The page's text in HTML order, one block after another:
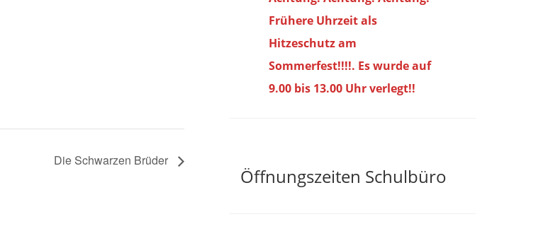
Die Schwarzen Brüder
Frühere Uhrzeit als
Hitzeschutz am
Sommerfest!!!!. Es wurde auf
9.00 bis 13.00 Uhr verlegt!!
Öffnungszeiten Schulbüro